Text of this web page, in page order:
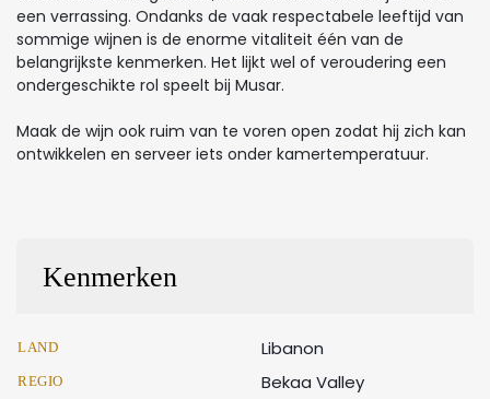
een verrassing. Ondanks de vaak respectabele leeftijd van
sommige wijnen is de enorme vitaliteit één van de
belangrijkste kenmerken. Het lijkt wel of veroudering een
ondergeschikte rol speelt bij Musar.
Maak de wijn ook ruim van te voren open zodat hij zich kan
ontwikkelen en serveer iets onder kamertemperatuur.
Kenmerken
LAND Libanon
REGIO Bekaa Valley